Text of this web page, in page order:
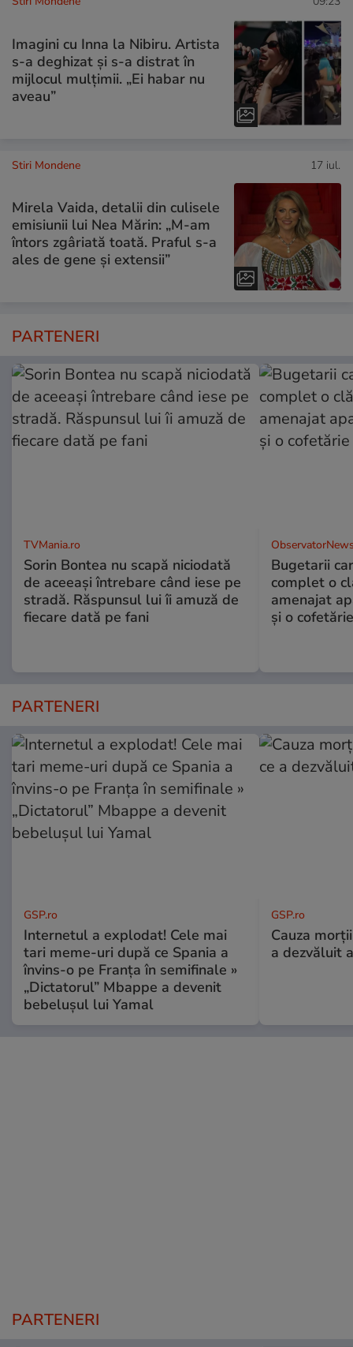
Imagini cu Inna la Nibiru. Artista
s-a deghizat și s-a distrat în
mijlocul mulțimii. „Ei habar nu
aveau”
Stiri Mondene 17 iul.
Mirela Vaida, detalii din culisele
emisiunii lui Nea Mărin: „M-am
întors zgâriată toată. Praful s-a
ales de gene și extensii”
PARTENERI
TVMania.ro
Sorin Bontea nu scapă niciodată
de aceeași întrebare când iese pe
stradă. Răspunsul lui îi amuză de
fiecare dată pe fani
Bugetarii
complet o
amenajat
și o cofetărie
PARTENERI
GSP.ro
Internetul a explodat! Cele mai
tari meme-uri după ce Spania a
învins-o pe Franța în semifinale »
„Dictatorul” Mbappe a devenit
bebelușul lui Yamal
GSP.ro
Cauza
a dezvăluit
PARTENERI